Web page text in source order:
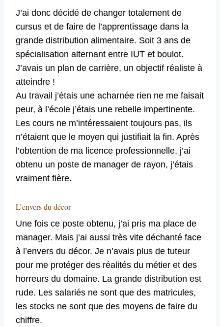
J’ai donc décidé de changer totalement de
cursus et de faire de l’apprentissage dans la
grande distribution alimentaire. Soit 3 ans de
spécialisation alternant entre IUT et boulot.
J’avais un plan de carrière, un objectif réaliste à
atteindre !
Au travail j’étais une acharnée rien ne me faisait
peur, à l’école j’étais une rebelle impertinente.
Les cours ne m’intéressaient toujours pas, ils
n’étaient que le moyen qui justifiait la fin. Après
l’obtention de ma licence professionnelle, j’ai
obtenu un poste de manager de rayon, j’étais
vraiment fière.
L’envers du décor
Une fois ce poste obtenu, j’ai pris ma place de
manager. Mais j’ai aussi très vite déchanté face
à l’envers du décor. Je n’avais plus de tuteur
pour me protéger des réalités du métier et des
horreurs du domaine. La grande distribution est
rude. Les salariés ne sont que des matricules,
les stocks ne sont que des moyens de faire du
chiffre.